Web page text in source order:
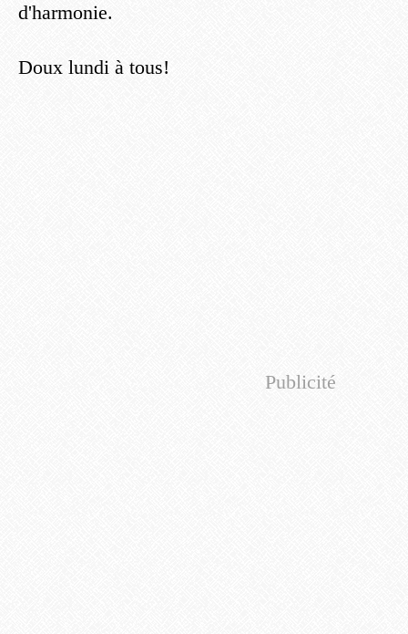
d'harmonie.
Doux lundi à tous!
Publicité